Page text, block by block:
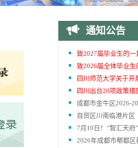
通知公告
致2027届毕业生的
致2026届全体毕业
四川师范大学关于开展
四川出台20项政策
成都市金牛区2026-
自贸区川南临港片区
7月10日！“智汇天府
2026年成都市郫都